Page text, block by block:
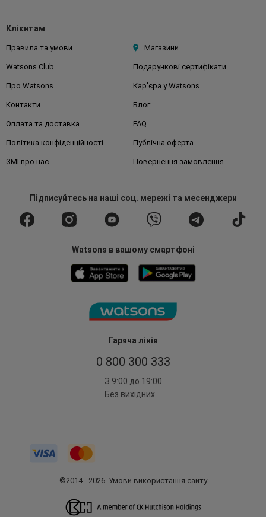
Гаряча лінія
0 800 300 333
З 9:00 до 19:00
Без вихідних
Клієнтам
Правила та умови Магазини
Watsons Club Подарункові сертифікати
Про Watsons Кар'єра у Watsons
Контакти Блог
Оплата та доставка FAQ
Політика конфіденційності Публічна оферта
ЗМІ про нас Повернення замовлення
Підписуйтесьна наші соц. мережі та месенджери
Watsons в вашому смартфоні
©2014 - 2026. Умови використання сайту